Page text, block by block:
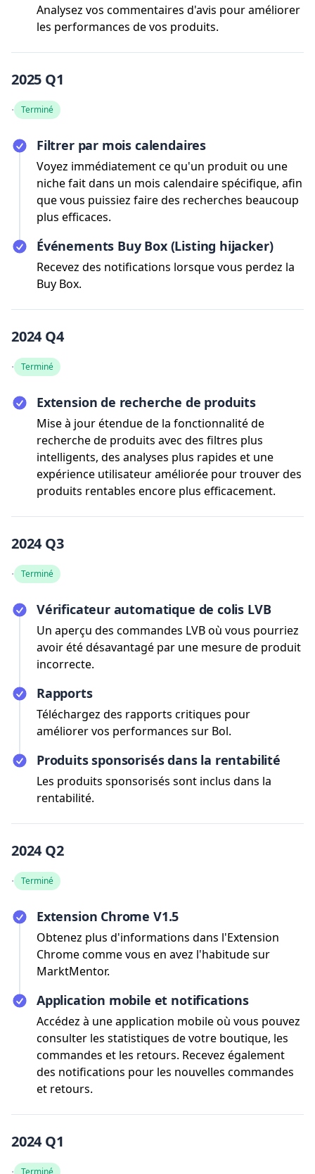
Analysez vos commentaires d'avis pour améliorer
les performances de vos produits.
2025 Q1
· Terminé
Filtrer par mois calendaires
Voyez immédiatement ce qu'un produit ou une
niche fait dans un mois calendaire spécifique, afin
que vous puissiez faire des recherches beaucoup
plus efficaces.
Événements Buy Box (Listing hijacker)
Recevez des notifications lorsque vous perdez la
Buy Box.
2024 Q4
· Terminé
Extension de recherche de produits
Mise à jour étendue de la fonctionnalité de
recherche de produits avec des filtres plus
intelligents, des analyses plus rapides et une
expérience utilisateur améliorée pour trouver des
produits rentables encore plus efficacement.
2024 Q3
· Terminé
Vérificateur automatique de colis LVB
Un aperçu des commandes LVB où vous pourriez
avoir été désavantagé par une mesure de produit
incorrecte.
Rapports
Téléchargez des rapports critiques pour
améliorer vos performances sur Bol.
Produits sponsorisés dans la rentabilité
Les produits sponsorisés sont inclus dans la
rentabilité.
2024 Q2
· Terminé
Extension Chrome V1.5
Obtenez plus d'informations dans l'Extension
Chrome comme vous en avez l'habitude sur
MarktMentor.
Application mobile et notifications
Accédez à une application mobile où vous pouvez
consulter les statistiques de votre boutique, les
commandes et les retours. Recevez également
des notifications pour les nouvelles commandes
et retours.
2024 Q1
Terminé